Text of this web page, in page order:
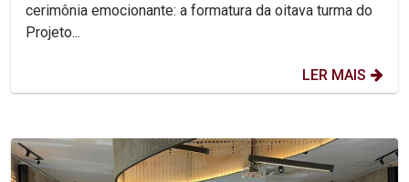
cerimônia emocionante: a formatura da oitava turma do
Projeto...
LER MAIS